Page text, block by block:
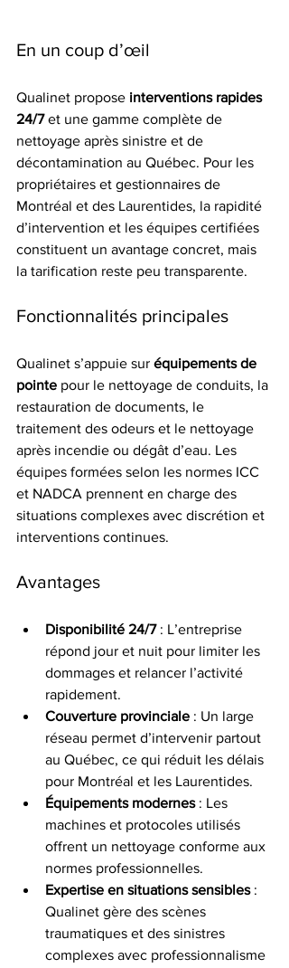
En un coup d’œil
Qualinet propose interventions rapides
24/7 et une gamme complète de
nettoyage après sinistre et de
décontamination au Québec. Pour les
propriétaires et gestionnaires de
Montréal et des Laurentides, la rapidité
d’intervention et les équipes certifiées
constituent un avantage concret, mais
la tarification reste peu transparente.
Fonctionnalités principales
Qualinet s’appuie sur équipements de
pointe pour le nettoyage de conduits, la
restauration de documents, le
traitement des odeurs et le nettoyage
après incendie ou dégât d’eau. Les
équipes formées selon les normes ICC
et NADCA prennent en charge des
situations complexes avec discrétion et
interventions continues.
Avantages
Disponibilité 24/7 : L’entreprise
répond jour et nuit pour limiter les
dommages et relancer l’activité
rapidement.
Couverture provinciale : Un large
réseau permet d’intervenir partout
au Québec, ce qui réduit les délais
pour Montréal et les Laurentides.
Équipements modernes : Les
machines et protocoles utilisés
offrent un nettoyage conforme aux
normes professionnelles.
Expertise en situations sensibles :
Qualinet gère des scènes
traumatiques et des sinistres
complexes avec professionnalisme